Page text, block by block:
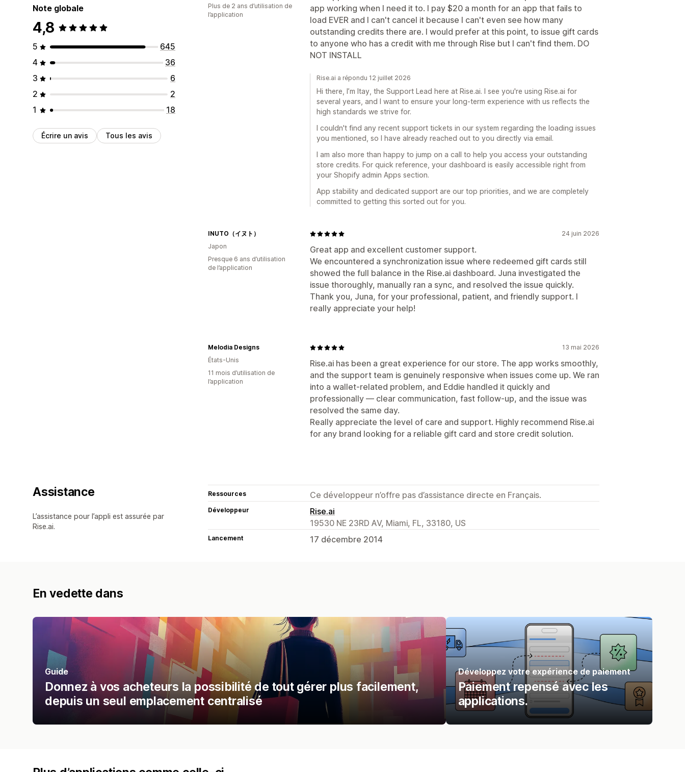
Note globale
4,8
5
645
4
36
3
6
2
2
1
18
Écrire un avis Tous les avis
app working when I need it to. I pay $20 a month for an app that fails to
load EVER and I can't cancel it because I can't even see how many
outstanding credits there are. I would prefer at this point, to issue gift cards
to anyone who has a credit with me through Rise but I can't find them. DO
NOT INSTALL
Plus de 2 ans d’utilisation de
l’application
Rise.ai a répondu 12 juillet 2026
Hi there, I’m Itay, the Support Lead here at Rise.ai. I see you're using Rise.ai for
several years, and I want to ensure your long-term experience with us reflects the
high standards we strive for.
I couldn't find any recent support tickets in our system regarding the loading issues
you mentioned, so I have already reached out to you directly via email.
I am also more than happy to jump on a call to help you access your outstanding
store credits. For quick reference, your dashboard is easily accessible right from
your Shopify admin Apps section.
App stability and dedicated support are our top priorities, and we are completely
committed to getting this sorted out for you.
24 juin 2026
Great app and excellent customer support.
We encountered a synchronization issue where redeemed gift cards still
showed the full balance in the Rise.ai dashboard. Juna investigated the
issue thoroughly, manually ran a sync, and resolved the issue quickly.
Thank you, Juna, for your professional, patient, and friendly support. I
really appreciate your help!
INUTO（イヌト）
Japon
Presque 6 ans d’utilisation
de l’application
13 mai 2026
Rise.ai has been a great experience for our store. The app works smoothly,
and the support team is genuinely responsive when issues come up. We ran
into a wallet-related problem, and Eddie handled it quickly and
professionally — clear communication, fast follow-up, and the issue was
resolved the same day.
Really appreciate the level of care and support. Highly recommend Rise.ai
for any brand looking for a reliable gift card and store credit solution.
Melodia Designs
États-Unis
11 mois d’utilisation de
l’application
Assistance
L’assistance pour l’appli est assurée par
Rise.ai.
Ressources Ce développeur n’offre pas d’assistance directe en Français.
Développeur
Rise.ai
19530 NE 23RD AV, Miami, FL, 33180, US
Lancement 17 décembre 2014
En vedette dans
Guide
Donnez à vos acheteurs la possibilité de tout gérer plus facilement,
depuis un seul emplacement centralisé
Développez votre expérience de paiement
Paiement repensé avec les
applications.